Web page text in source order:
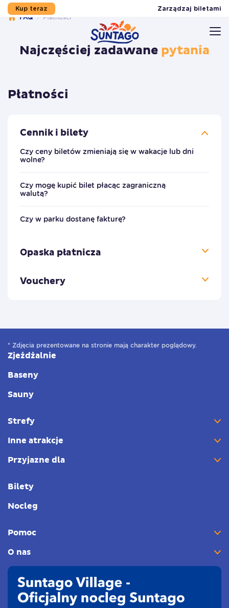
Przejdź do menu
Przejdź do treści
Przejdź do stopki
Zarządzaj biletami
Kup teraz
FAQ Płatności
Najczęściej zadawane pytania
Płatności
Cennik i bilety
Czy ceny biletów zmieniają się w wakacje lub dni
wolne?
Czy mogę kupić bilet płacąc zagraniczną
walutą?
Czy w parku dostanę fakturę?
Opaska płatnicza
Vouchery
* Zdjęcia prezentowane na stronie mają charakter poglądowy.
Zjeżdżalnie
Baseny
Sauny
Strefy
Inne atrakcje
Przyjazne dla
Bilety
Nocleg
Pomoc
O nas